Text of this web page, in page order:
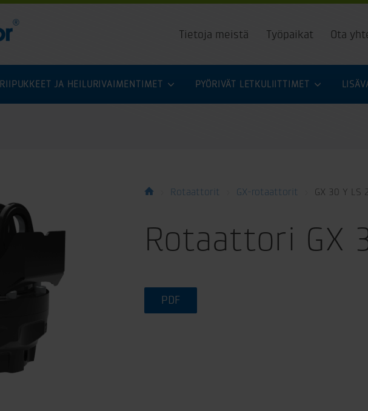
Tietoja meistä Työpaikat Ota
RIIPUKKEET JA HEILURIVAIMENTIMET PYÖRIVÄT LETKULIITTIMET
Rotaattorit GX-rotaattorit GX 30 Y LS
Rotaattori GX
PDF